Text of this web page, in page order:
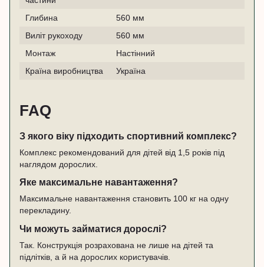
Глибина
560 мм
Виліт рукоходу
560 мм
Монтаж
Настінний
Країна виробництва
Україна
FAQ
З якого віку підходить спортивний комплекс?
Комплекс рекомендований для дітей від 1,5 років під
наглядом дорослих.
Яке максимальне навантаження?
Максимальне навантаження становить 100 кг на одну
перекладину.
Чи можуть займатися дорослі?
Так. Конструкція розрахована не лише на дітей та
підлітків, а й на дорослих користувачів.